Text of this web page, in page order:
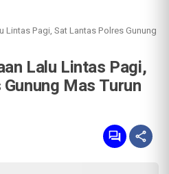
Lintas Pagi, Sat Lantas Polres Gunung
Lalu Lintas Pagi,
Mas Turun